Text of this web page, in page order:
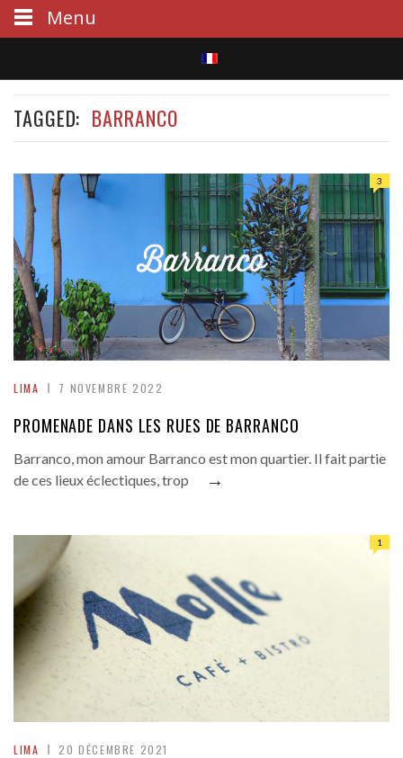
S
r
c
h
TAGGED: BARRANCO
LIMA 7 NOVEMBRE 2022
3
PROMENADE DANS LES RUES DE BARRANCO
Barranco, mon amour Barranco est mon quartier. Il fait partie
de ces lieux éclectiques, trop
→
LIMA 20 DÉCEMBRE 2021
1
Menu